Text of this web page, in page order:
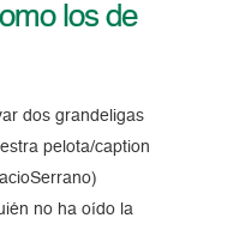
los de
dos grandeligas
pelota/caption
no ha oído la